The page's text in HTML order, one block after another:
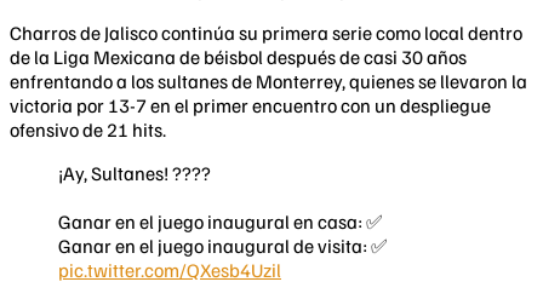
Charros de Jalisco continúa su primera serie como local dentro
de la Liga Mexicana de béisbol después de casi 30 años
enfrentando a los sultanes de Monterrey, quienes se llevaron la
victoria por 13-7 en el primer encuentro con un despliegue
ofensivo de 21 hits.
¡Ay, Sultanes! ????
Ganar en el juego inaugural en casa: ✅
Ganar en el juego inaugural de visita: ✅
pic.twitter.com/QXesb4Uzil